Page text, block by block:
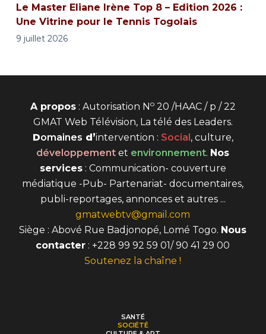
Le Master Eliane Irène Top 8 – Edition 2026 :
Une Vitrine pour le Tennis Togolais
9 juillet 2026
A propos: Autorisation No20 /HAAC / p / 22
GMAT Web Télévision, La télé des Leaders.
Domaines d’intervention : Social, culture,
développement et environnement. Nos
services: Communication- couverture
médiatique -Pub- Partenariat- documentaires,
publi-reportages, annonces et autres ...
gmatwebtv@gmail.com
Siège : Abové Rue Badjonopé, Lomé Togo. Nous
contacter : +228 99 92 59 01/ 90 41 29 00
Soutenez la chaîne !
SANTÉ
SOCIÉTÉ